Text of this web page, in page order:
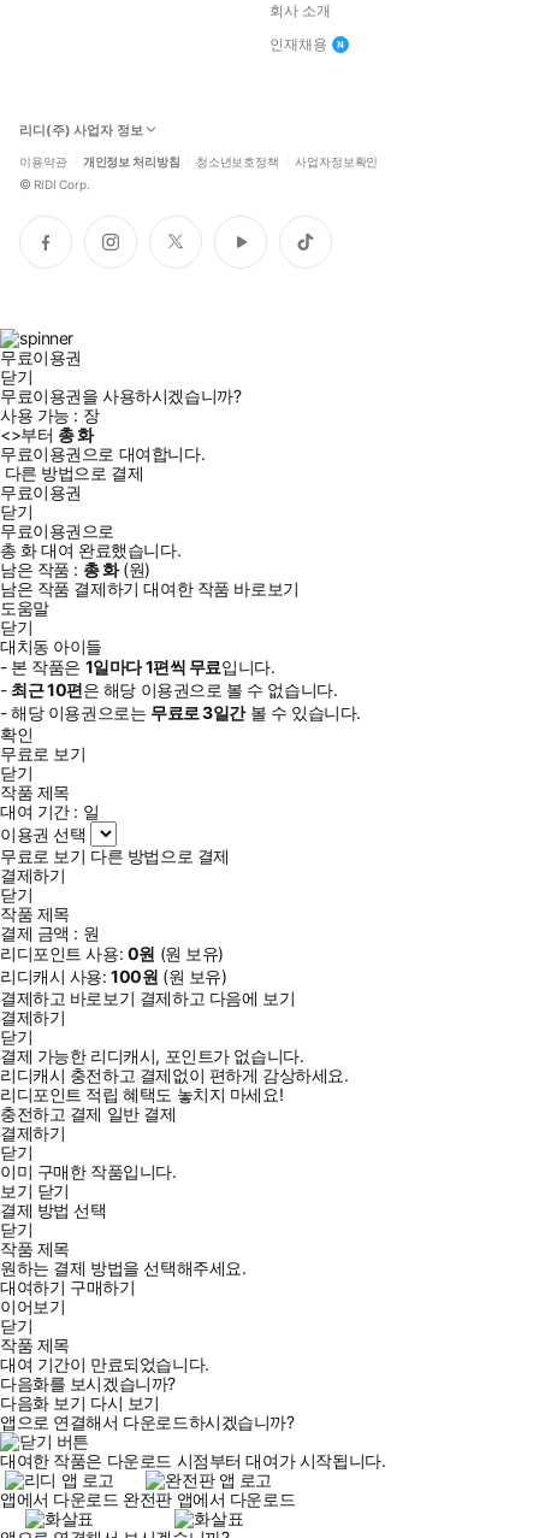
회사 소개
인재채용
리디(주) 사업자 정보
이용약관 개인정보 처리방침 청소년보호정책 사업자정보확인
© RIDI Corp.
페
이
인
스
트
위
유
튜
틱
톡
무료이용권
닫기
무료이용권을 사용하시겠습니까?
사용 가능 : 장
<>부터 총화
무료이용권으로 대여합니다.
다른 방법으로 결제
무료이용권
닫기
무료이용권으로
총 화대여 완료했습니다.
남은 작품 : 총화(원)
남은 작품 결제하기 대여한 작품 바로보기
도움말
닫기
대치동 아이들
- 본 작품은 1일마다1편씩 무료입니다.
- 최근10편은 해당 이용권으로 볼 수 없습니다.
- 해당 이용권으로는 무료로3일간볼 수 있습니다.
확인
무료로 보기
닫기
작품 제목
대여 기간 : 일
이용권 선택
무료로 보기 다른 방법으로 결제
결제하기
닫기
작품 제목
결제 금액 : 원
리디포인트 사용: 0원 (원 보유)
리디캐시 사용:100원 (원 보유)
결제하고 바로보기 결제하고 다음에 보기
결제하기
닫기
결제 가능한 리디캐시, 포인트가 없습니다.
리디캐시 충전하고 결제없이 편하게 감상하세요.
리디포인트 적립 혜택도 놓치지 마세요!
충전하고 결제 일반 결제
결제하기
닫기
이미 구매한 작품입니다.
보기 닫기
결제 방법 선택
닫기
작품 제목
원하는 결제 방법을 선택해주세요.
대여하기 구매하기
이어보기
닫기
작품 제목
대여 기간이 만료되었습니다.
다음화를 보시겠습니까?
다음화 보기 다시 보기
앱으로 연결해서 다운로드하시겠습니까?
대여한 작품은 다운로드 시점부터 대여가 시작됩니다.
앱에서 다운로드 완전판 앱에서 다운로드